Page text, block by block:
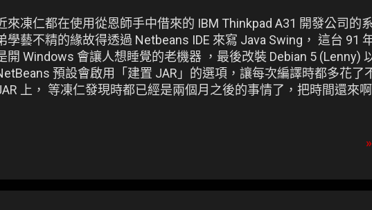
來凍仁都在使用從恩師手中借來的 IBM Thinkpad A31 開發公司的
學藝不精的緣故得透過 Netbeans IDE 來寫 Java Swing， 這台 91
開 Windows 會讓人想睡覺的老機器 ，最後改裝 Debian 5 (Lenny)
預設會啟用「建置 JAR」的選項，讓每次編譯時都多花了
上， 等凍仁發現時都已經是兩個月之後的事情了，把時間還來